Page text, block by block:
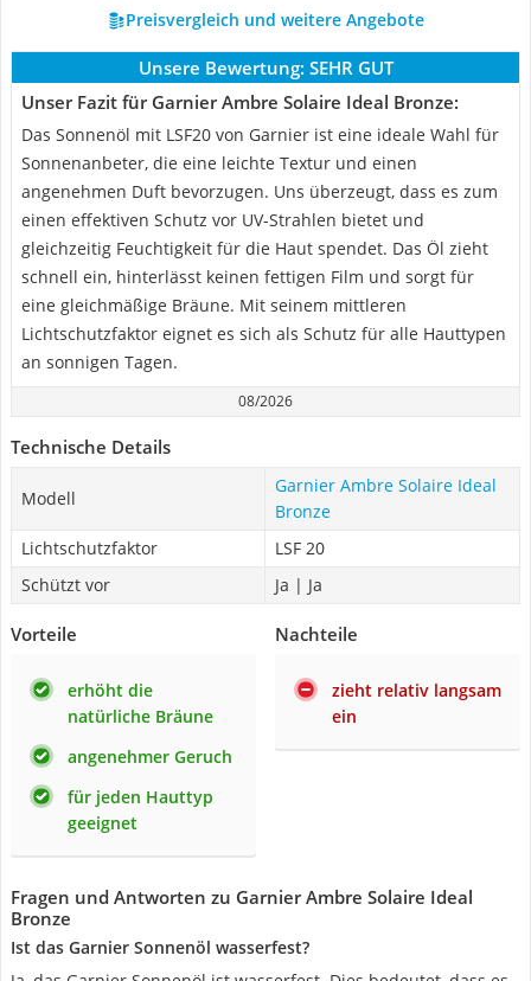
Preisvergleich und weitere Angebote
Unsere Bewertung: SEHR GUT
Unser Fazit für Garnier Ambre Solaire Ideal Bronze:
Das Sonnenöl mit LSF20 von Garnier ist eine ideale Wahl für
Sonnenanbeter, die eine leichte Textur und einen
angenehmen Duft bevorzugen. Uns überzeugt, dass es zum
einen effektiven Schutz vor UV-Strahlen bietet und
gleichzeitig Feuchtigkeit für die Haut spendet. Das Öl zieht
schnell ein, hinterlässt keinen fettigen Film und sorgt für
eine gleichmäßige Bräune. Mit seinem mittleren
Lichtschutzfaktor eignet es sich als Schutz für alle Hauttypen
an sonnigen Tagen.
08/2026
Technische Details
Modell
Garnier Ambre Solaire Ideal
Bronze
Lichtschutzfaktor
LSF 20
Schützt vor
Ja | Ja
Vorteile
erhöht die
natürliche Bräune
angenehmer Geruch
für jeden Hauttyp
geeignet
Nachteile
zieht relativ langsam
ein
Fragen und Antworten zu Garnier Ambre Solaire Ideal
Bronze
Ist das Garnier Sonnenöl wasserfest?